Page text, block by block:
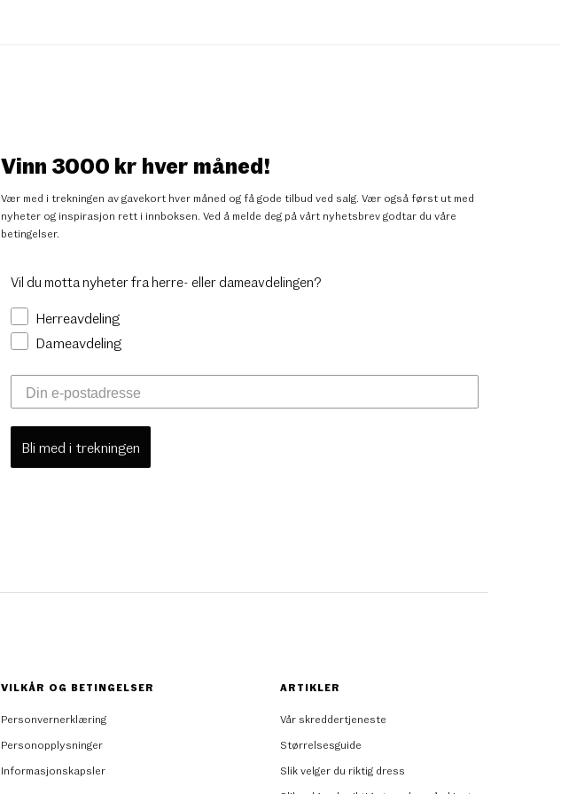
Vinn 3000 kr hver måned!
Vær med i trekningen av gavekort hver måned og få gode tilbud ved salg. Vær også først ut med
nyheter og inspirasjon rett i innboksen. Ved å melde deg på vårt nyhetsbrev godtar du våre
betingelser.
Vil du motta nyheter fra herre- eller dameavdelingen?
Herreavdeling
Dameavdeling
Bli med i trekningen
VILKÅR OG BETINGELSER
Personvernerklæring
Personopplysninger
Informasjonskapsler
ARTIKLER
Vår skreddertjeneste
Størrelsesguide
Slik velger du riktig dress